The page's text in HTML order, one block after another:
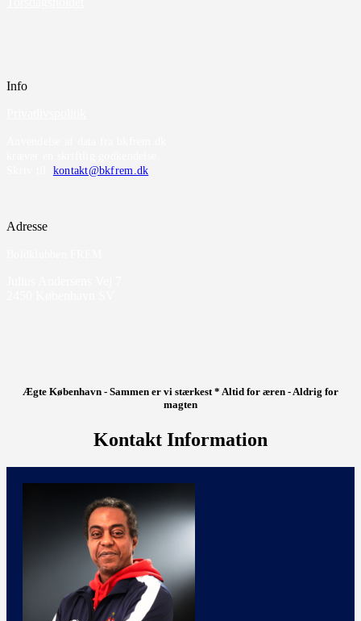
Info
kontakt@bkfrem.dk
Adresse
Ægte København - Sammen er vi stærkest * Altid for æren - Aldrig for
magten
Kontakt Information